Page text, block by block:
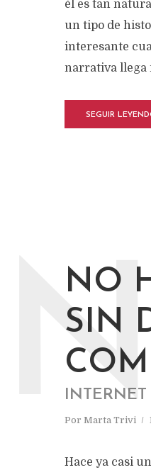
él es tan
un tipo de
interesante
narrativa llega
SEGUIR
NO
SIN
Por Marta Trivi
Hace ya casi